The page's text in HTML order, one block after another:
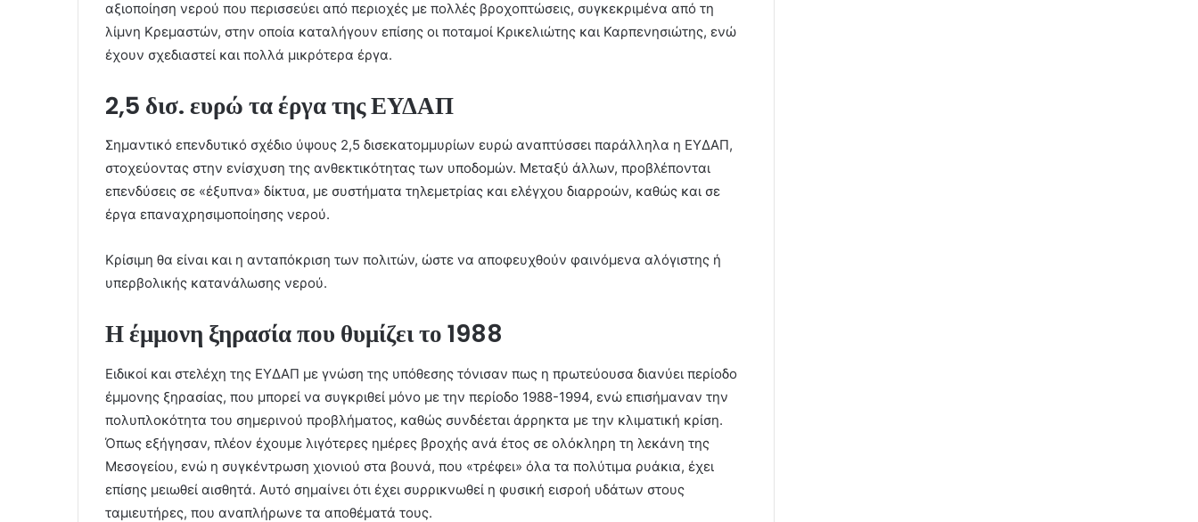
αξιοποίηση νερού που περισσεύει από περιοχές με πολλές βροχοπτώσεις, συγκεκριμένα από τη
λίμνη Κρεμαστών, στην οποία καταλήγουν επίσης οι ποταμοί Κρικελιώτης και Καρπενησιώτης, ενώ
έχουν σχεδιαστεί και πολλά μικρότερα έργα.
2,5 δισ. ευρώ τα έργα της ΕΥΔΑΠ
Σημαντικό επενδυτικό σχέδιο ύψους 2,5 δισεκατομμυρίων ευρώ αναπτύσσει παράλληλα η ΕΥΔΑΠ,
στοχεύοντας στην ενίσχυση της ανθεκτικότητας των υποδομών. Μεταξύ άλλων, προβλέπονται
επενδύσεις σε «έξυπνα» δίκτυα, με συστήματα τηλεμετρίας και ελέγχου διαρροών, καθώς και σε
έργα επαναχρησιμοποίησης νερού.
Κρίσιμη θα είναι και η ανταπόκριση των πολιτών, ώστε να αποφευχθούν φαινόμενα αλόγιστης ή
υπερβολικής κατανάλωσης νερού.
Η έμμονη ξηρασία που θυμίζει το 1988
Ειδικοί και στελέχη της ΕΥΔΑΠ με γνώση της υπόθεσης τόνισαν πως η πρωτεύουσα διανύει περίοδο
έμμονης ξηρασίας, που μπορεί να συγκριθεί μόνο με την περίοδο 1988-1994, ενώ επισήμαναν την
πολυπλοκότητα του σημερινού προβλήματος, καθώς συνδέεται άρρηκτα με την κλιματική κρίση.
Όπως εξήγησαν, πλέον έχουμε λιγότερες ημέρες βροχής ανά έτος σε ολόκληρη τη λεκάνη της
Μεσογείου, ενώ η συγκέντρωση χιονιού στα βουνά, που «τρέφει» όλα τα πολύτιμα ρυάκια, έχει
επίσης μειωθεί αισθητά. Αυτό σημαίνει ότι έχει συρρικνωθεί η φυσική εισροή υδάτων στους
ταμιευτήρες, που αναπλήρωνε τα αποθέματά τους.